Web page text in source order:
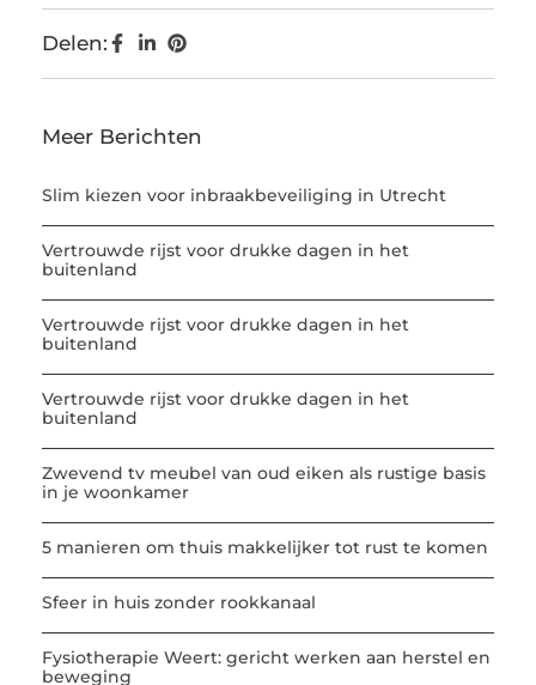
Delen:
Meer Berichten
Slim kiezen voor inbraakbeveiliging in Utrecht
Vertrouwde rijst voor drukke dagen in het
buitenland
Vertrouwde rijst voor drukke dagen in het
buitenland
Vertrouwde rijst voor drukke dagen in het
buitenland
Zwevend tv meubel van oud eiken als rustige basis
in je woonkamer
5 manieren om thuis makkelijker tot rust te komen
Sfeer in huis zonder rookkanaal
Fysiotherapie Weert: gericht werken aan herstel en
beweging